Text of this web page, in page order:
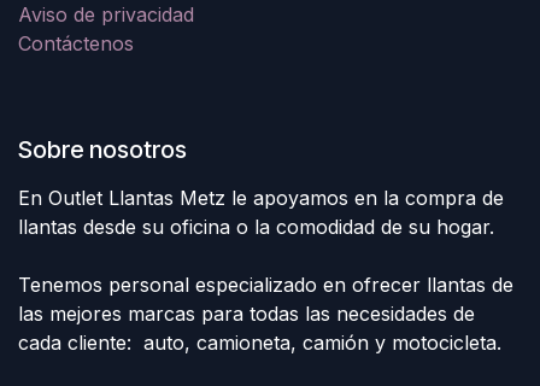
Aviso de privacidad
Contáctenos
Sobre nosotros
En Outlet Llantas Metz le apoyamos en la compra de
llantas desde su oficina o la comodidad de su hogar.
Tenemos personal especializado en ofrecer llantas de
las mejores marcas para todas las necesidades de
cada cliente: auto, camioneta, camión y motocicleta.